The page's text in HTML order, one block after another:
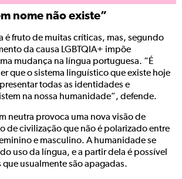
nome não existe”
é fruto de muitas críticas, mas, segundo
da causa LGBTQIA+ impõe
mudança na língua portuguesa. “É
que o sistema linguístico que existe hoje
todas as identidades e
na nossa humanidade”, defende.
neutra provoca uma nova visão de
de civilização que não é polarizado entre
e masculino. A humanidade se
uso da língua, e a partir dela é possível
usualmente são apagadas.